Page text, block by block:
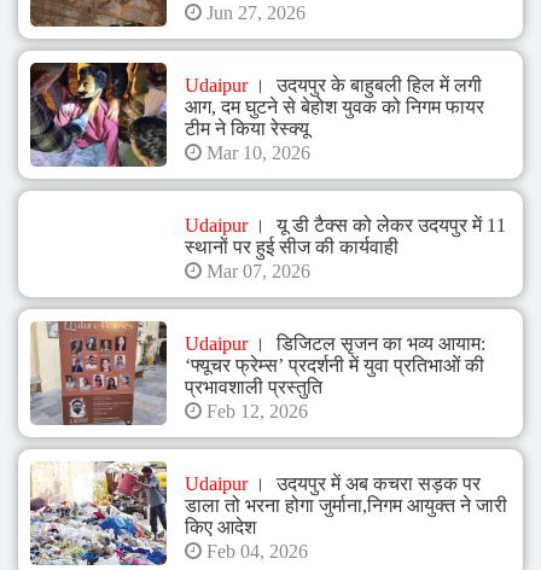
Jun 27, 2026
Udaipur
उदयपुर के बाहुबली हिल में लगी
आग, दम घुटने से बेहोश युवक को निगम फायर
टीम ने किया रेस्क्यू
Mar 10, 2026
Udaipur
यू डी टैक्स को लेकर उदयपुर में 11
स्थानों पर हुई सीज की कार्यवाही
Mar 07, 2026
Udaipur
डिजिटल सृजन का भव्य आयाम:
‘फ्यूचर फ्रेम्स’ प्रदर्शनी में युवा प्रतिभाओं की
प्रभावशाली प्रस्तुति
Feb 12, 2026
Udaipur
उदयपुर में अब कचरा सड़क पर
डाला तो भरना होगा जुर्माना,निगम आयुक्त ने जारी
किए आदेश
Feb 04, 2026